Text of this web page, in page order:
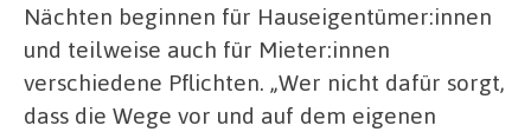
Nächten beginnen für Hauseigentümer:innen
und teilweise auch für Mieter:innen
verschiedene Pflichten. „Wer nicht dafür sorgt,
dass die Wege vor und auf dem eigenen